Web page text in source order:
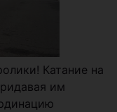
Катание на
им